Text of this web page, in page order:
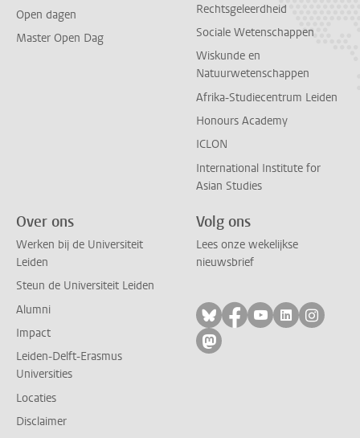
Open dagen
Master Open Dag
Rechtsgeleerdheid
Sociale Wetenschappen
Wiskunde en
Natuurwetenschappen
Afrika-Studiecentrum Leiden
Honours Academy
ICLON
International Institute for
Asian Studies
Over ons
Werken bij de Universiteit
Leiden
Steun de Universiteit Leiden
Alumni
Impact
Leiden-Delft-Erasmus
Universities
Locaties
Disclaimer
Volg ons
Lees onze wekelijkse
nieuwsbrief
Volg ons op bluesky
Volg ons op
Volg ons op
Volg ons
Volg
Volg ons op mastodon